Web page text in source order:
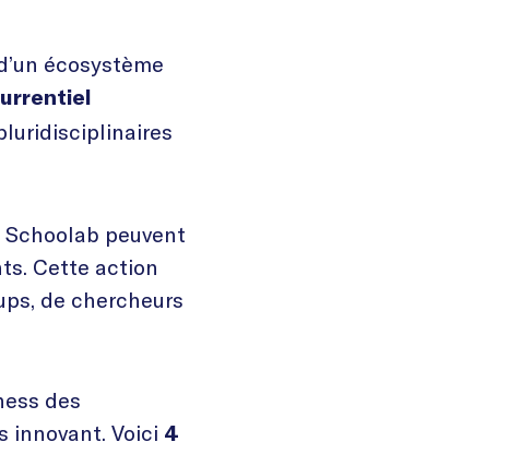
écosystème
Schoolab peuvent
Cette action
de chercheurs
des
innovant. Voici 4